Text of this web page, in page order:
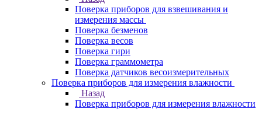
Поверка приборов для взвешивания и
измерения массы
Поверка безменов
Поверка весов
Поверка гири
Поверка граммометра
Поверка датчиков весоизмерительных
Поверка приборов для измерения влажности
Назад
Поверка приборов для измерения влажности